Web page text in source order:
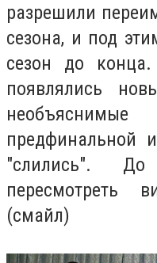
разрешили
сезона, и под
сезон до
появлялись
предфинальной
"слились".
пересмотреть
(смайл)